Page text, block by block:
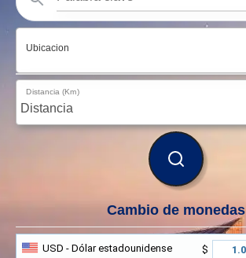
Ubicacion
Distancia (Km)
BUSCAR
Cambio de monedas
USD - Dólar estadounidense
$